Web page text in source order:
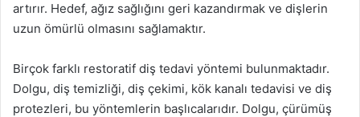
artırır. Hedef, ağız sağlığını geri kazandırmak ve dişlerin
uzun ömürlü olmasını sağlamaktır.
Birçok farklı restoratif diş tedavi yöntemi bulunmaktadır.
Dolgu, diş temizliği, diş çekimi, kök kanalı tedavisi ve diş
protezleri, bu yöntemlerin başlıcalarıdır. Dolgu, çürümüş